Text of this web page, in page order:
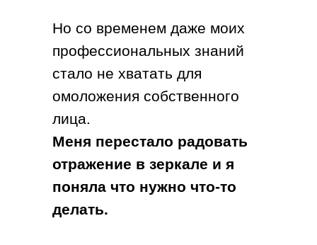
Но со временем даже моих
профессиональных знаний
стало не хватать для
омоложения собственного
лица.
Меня перестало радовать
отражение в зеркале и я
поняла что нужно что-то
делать.